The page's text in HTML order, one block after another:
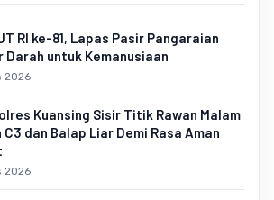
RI ke-81, Lapas Pasir Pangaraian
Darah untuk Kemanusiaan
2026
Kuansing Sisir Titik Rawan Malam
C3 dan Balap Liar Demi Rasa Aman
2026